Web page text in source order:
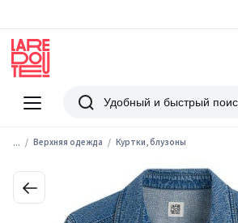
Меню
Redoute
Поиск
... Верхняя одежда Куртки, блузоны